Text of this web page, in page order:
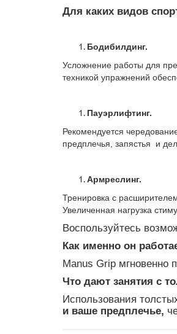
Для каких видов
Бодибилдинг.
Усложнение работы для
техникой упражнений
Пауэрлифтинг.
Рекомендуется
предплечья, запястья и
Армреслинг.
Тренировка с
Увеличенная нагрузка
Воспользуйтесь
Как именно он
Manus Grip мгновенно
Что дают занятия с
Использования
и ваше предплечье,